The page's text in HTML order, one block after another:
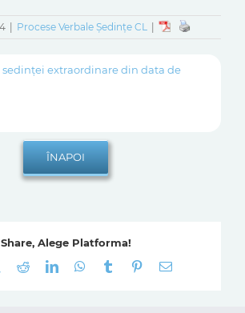
Procese Verbale Ședințe CL
sedinței extraordinare din data de
Share, Alege Platforma!
RedditLinkedInWhatsApp
Tumblr Pinterest
E-